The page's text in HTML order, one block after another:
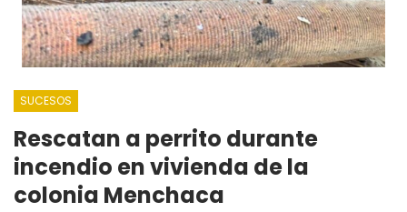
SUCESOS
Rescatan a perrito durante
incendio en vivienda de la
colonia Menchaca